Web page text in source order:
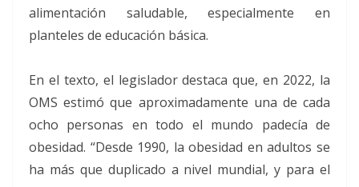
alimentación saludable, especialmente en
planteles de educación básica.
En el texto, el legislador destaca que, en 2022, la
OMS estimó que aproximadamente una de cada
ocho personas en todo el mundo padecía de
obesidad. “Desde 1990, la obesidad en adultos se
ha más que duplicado a nivel mundial, y para el